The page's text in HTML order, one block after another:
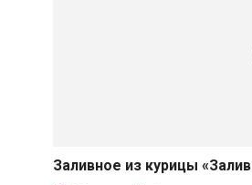
Заливное из курицы